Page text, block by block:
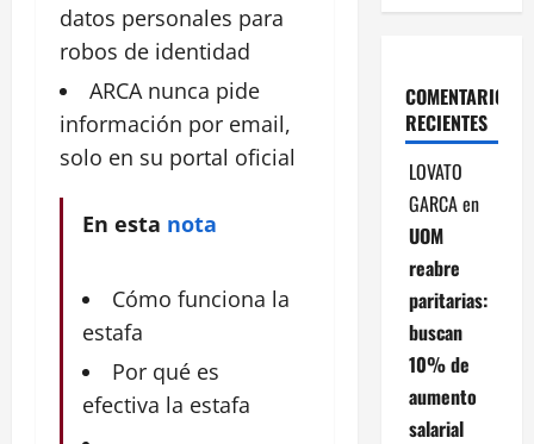
datos personales para
robos de identidad
ARCA nunca pide
información por email,
solo en su portal oficial
En esta nota
Cómo funciona la
estafa
Por qué es
efectiva la estafa
COMENTARIOS
RECIENTES
LOVATO
GARCAen
UOM
reabre
paritarias:
buscan
10% de
aumento
salarial